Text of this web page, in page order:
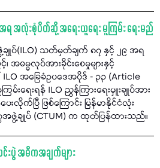
အရ အလုံးစုံပိတ်ဆို့ အရေးယူရေး မူကြမ်း ရေးမည်
ျုပ်(ILO) သတ်မှတ်ချက် ၈၇ နှင့် ၂၉ အရ
ဓမ္မလုပ်အားခိုင်းစေမှုများနှင့်
အခြေခံဥပဒေအပိုဒ် - ၃၃ (Article
းရေးရန် ILO ညွှန်ကြားရေးမှူးချုပ်အား
က်ပြီ ဖြစ်ကြောင်း မြန်မာနိုင်ငံလုံး
အဖွဲ့ချုပ် (CTUM) က ထုတ်ပြန်ထားသည်။
းပွဲ အဓိကအချက်များ